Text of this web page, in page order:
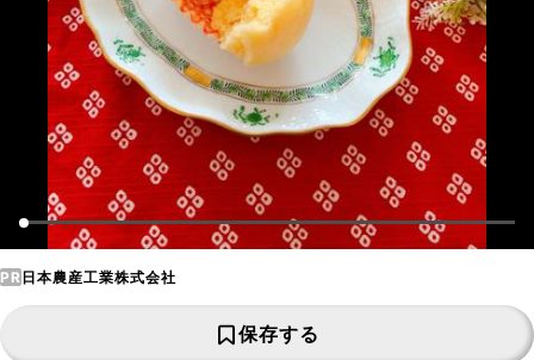
PR 日本農産工業株式会社
保存する